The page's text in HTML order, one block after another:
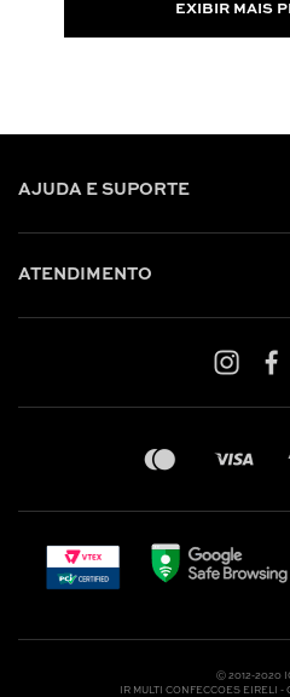
EXIBIR MAIS
AJUDA E SUPORTE
ATENDIMENTO
Whatsapp: (31) 97219-6604
Nossas Lojas
Ⓒ 2012-2020
IR MULTI CONFECCOES EIRELI